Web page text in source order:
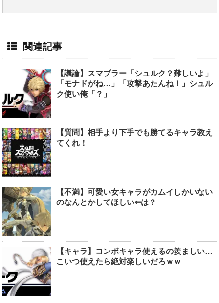
関連記事
【議論】スマブラー「シュルク？難しいよ」
「モナドがね…」「攻撃あたんね！」シュル
ク使い俺「？」
【質問】相手より下手でも勝てるキャラ教え
てくれ！
【不満】可愛い女キャラがカムイしかいない
のなんとかしてほしい⇐は？
【キャラ】コンボキャラ使えるの羨ましい…
こいつ使えたら絶対楽しいだろｗｗ